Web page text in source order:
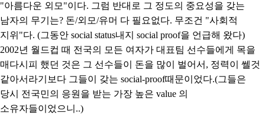
"아름다운 외모"이다. 그럼 반대로 그 정도의 중요성을 갖는
남자의 무기는? 돈/외모/유머 다 필요없다. 무조건 "사회적
지위"다. (그동안 social status내지 social proof을 언급해 왔다)
2002년 월드컵 때 전국의 모든 여자가 대표팀 선수들에게 목을
매다시피 했던 것은 그 선수들이 돈을 많이 벌어서, 정력이 쎌것
같아서라기보다 그들이 갖는 social-proof때문이었다.(그들은
당시 전국민의 응원을 받는 가장 높은 value 의
소유자들이었으니..)